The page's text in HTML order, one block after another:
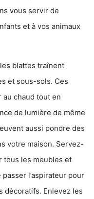
vous servir de
et à vos animaux
blattes traînent
et sous-sols. Ces
chaud tout en
de lumière de même
aussi pondre des
votre maison. Servez-
tous les meubles et
l’aspirateur pour
décoratifs. Enlevez les